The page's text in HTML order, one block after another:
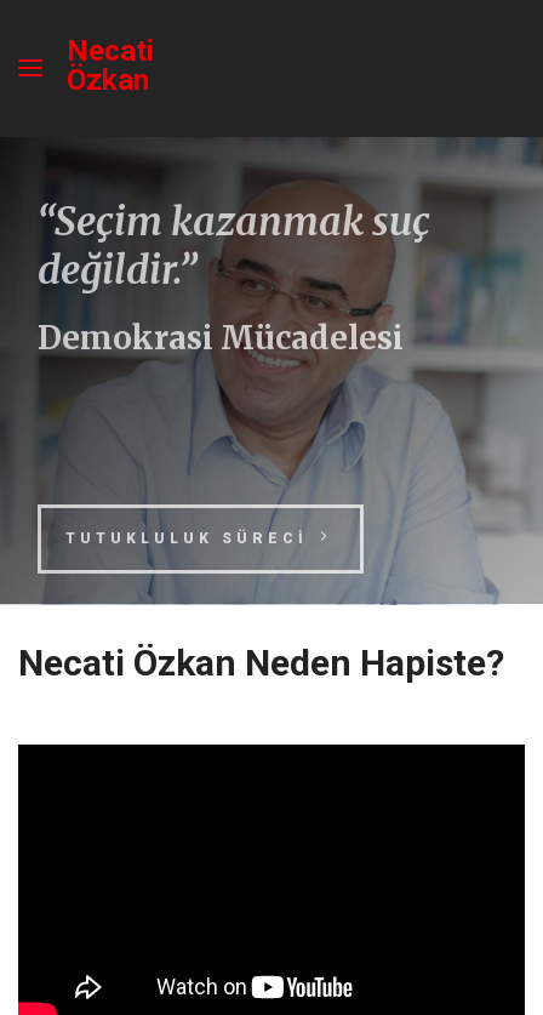
Necati
Özkan
“Seçim kazanmak suç
değildir.”
Demokrasi Mücadelesi
TUTUKLULUK SÜRECİ
Necati Özkan Neden Hapiste?